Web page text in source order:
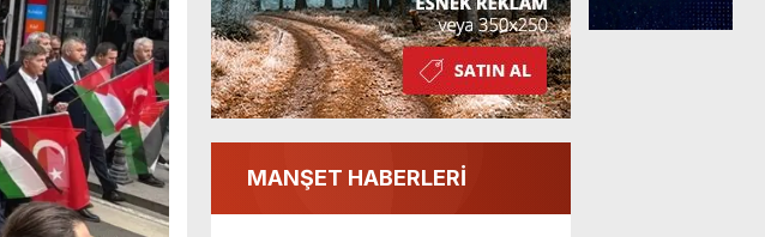
MANŞET HABERLERİ